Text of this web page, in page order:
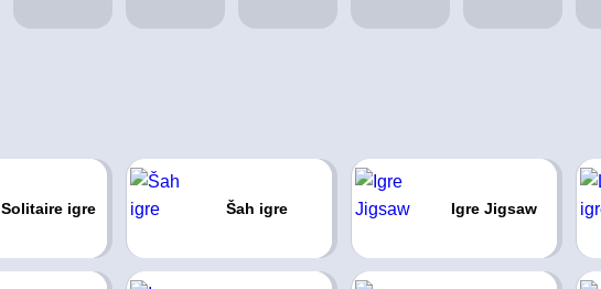
Solitaire igre Šah igre Igre Jigsaw